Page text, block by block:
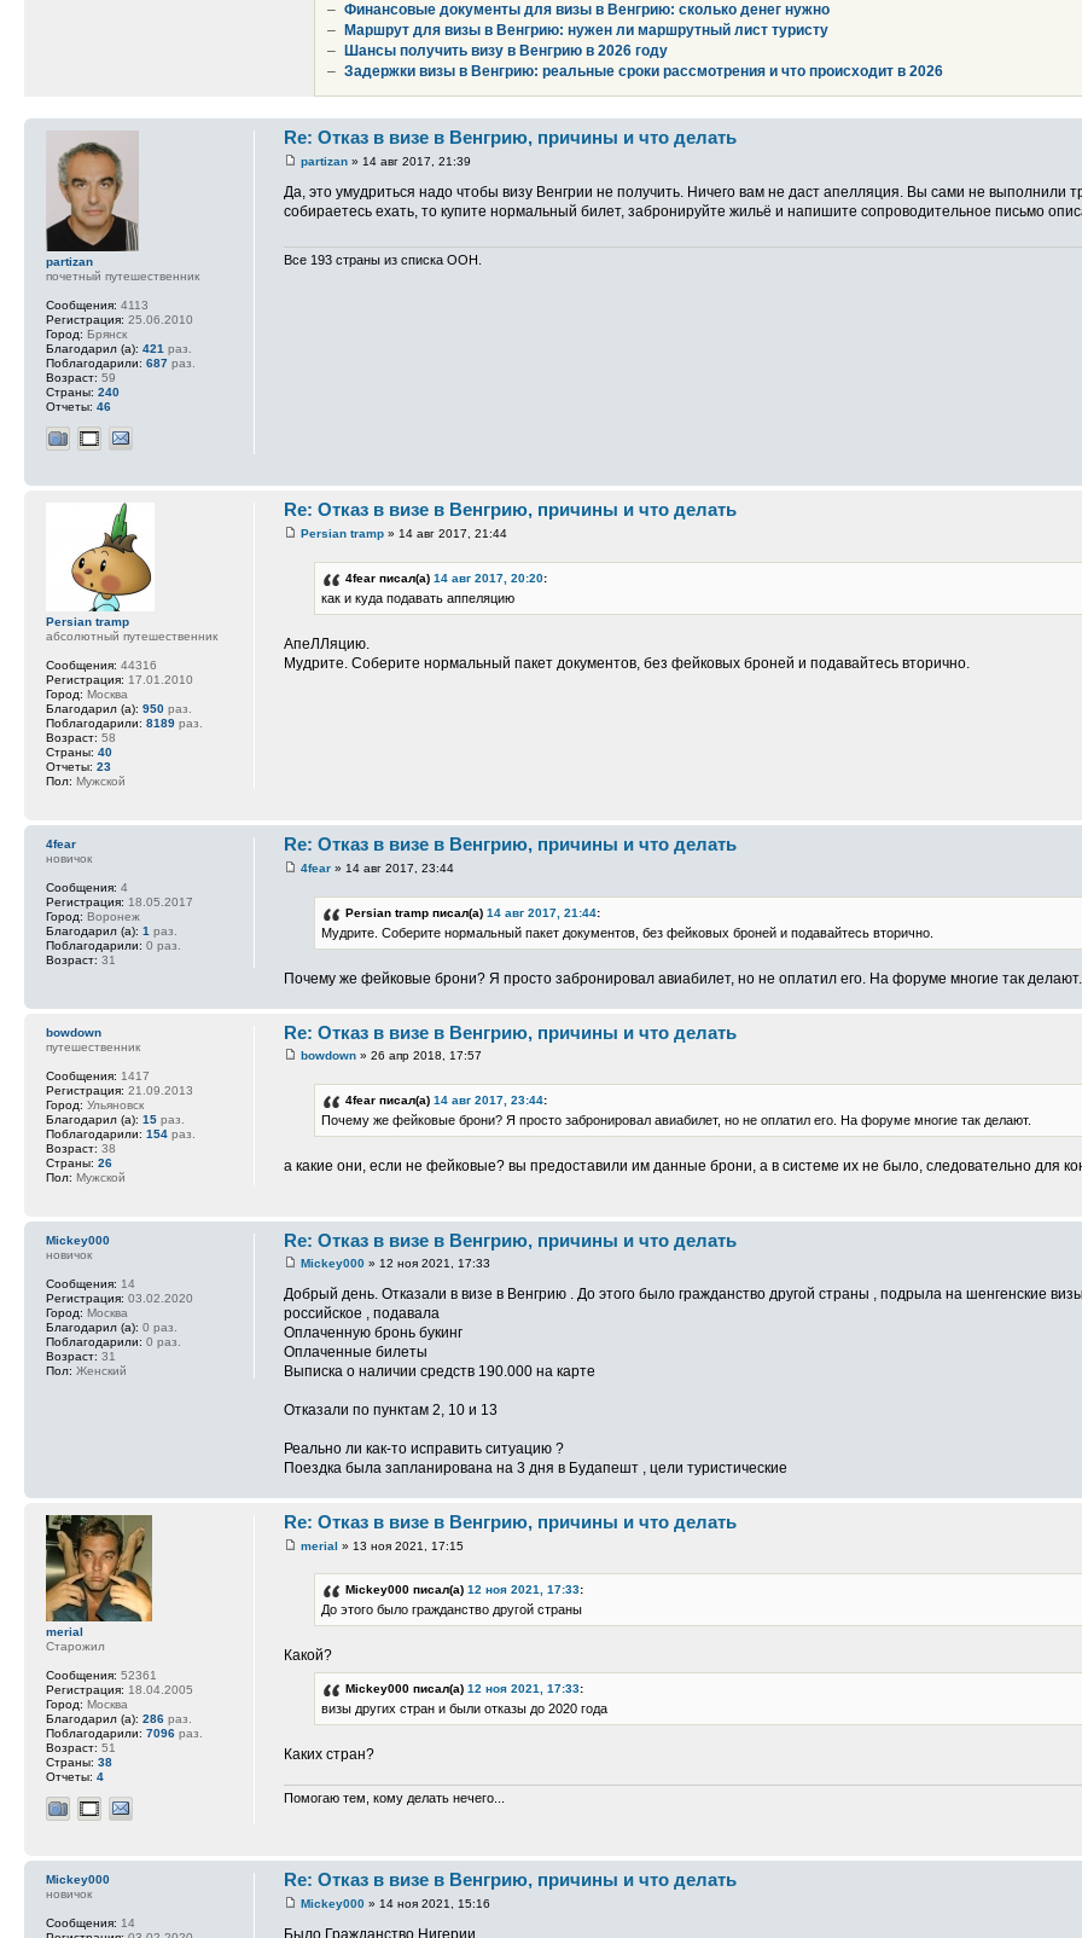
– Финансовые документы для визы в Венгрию: сколько денег нужно
–
Маршрут для визы в Венгрию: нужен ли маршрутный лист туристу
–
Шансы получить визу в Венгрию в 2026 году
– Задержки визы в Венгрию: реальные сроки рассмотрения и что происходит в 2026
Re: Отказ в визе в Венгрию, причины и что делать
partizan » 14 авг 2017, 21:39
Да, это умудриться надо чтобы визу Венгрии не получить. Ничего вам не даст апелляция. Вы сами не выполнили
собираетесь ехать, то купите нормальный билет, забронируйте жильё и напишите сопроводительное письмо
Все 193 страны из списка ООН.
partizan
почетный путешественник
Сообщения: 4113
Регистрация: 25.06.2010
Город: Брянск
Благодарил (а): 421 раз.
Поблагодарили: 687 раз.
Возраст: 59
Страны: 240
Отчеты: 46
Re: Отказ в визе в Венгрию, причины и что делать
Persian tramp » 14 авг 2017, 21:44
4fear писал(а)14 авг 2017, 20:20:
как и куда подавать аппеляцию
АпеЛЛяцию.
Мудрите. Соберите нормальный пакет документов, без фейковых броней и подавайтесь вторично.
Persian tramp
абсолютный путешественник
Сообщения: 44316
Регистрация: 17.01.2010
Город: Москва
Благодарил (а): 950 раз.
Поблагодарили: 8189 раз.
Возраст: 58
Страны: 40
Отчеты: 23
Пол: Мужской
Re: Отказ в визе в Венгрию, причины и что делать
4fear » 14 авг 2017, 23:44
Persian tramp писал(а)14 авг 2017, 21:44:
Мудрите. Соберите нормальный пакет документов, без фейковых броней и подавайтесь вторично.
Почему же фейковые брони? Я просто забронировал авиабилет, но не оплатил его. На форуме многие так делают.
4fear
новичок
Сообщения: 4
Регистрация: 18.05.2017
Город: Воронеж
Благодарил (а): 1 раз.
Поблагодарили: 0 раз.
Возраст: 31
Re: Отказ в визе в Венгрию, причины и что делать
bowdown » 26 апр 2018, 17:57
4fear писал(а)14 авг 2017, 23:44:
Почему же фейковые брони? Я просто забронировал авиабилет, но не оплатил его. На форуме многие так делают.
а какие они, если не фейковые? вы предоставили им данные брони, а в системе их не было, следовательно для
bowdown
путешественник
Сообщения: 1417
Регистрация: 21.09.2013
Город: Ульяновск
Благодарил (а): 15 раз.
Поблагодарили: 154 раз.
Возраст: 38
Страны: 26
Пол: Мужской
Re: Отказ в визе в Венгрию, причины и что делать
Mickey000 » 12 ноя 2021, 17:33
Добрый день. Отказали в визе в Венгрию . До этого было гражданство другой страны , подрыла на шенгенские
российское , подавала
Оплаченную бронь букинг
Оплаченные билеты
Выписка о наличии средств 190.000 на карте
Отказали по пунктам 2, 10 и 13
Реально ли как-то исправить ситуацию ?
Поездка была запланирована на 3 дня в Будапешт , цели туристические
Mickey000
новичок
Сообщения: 14
Регистрация: 03.02.2020
Город: Москва
Благодарил (а): 0 раз.
Поблагодарили: 0 раз.
Возраст: 31
Пол: Женский
Re: Отказ в визе в Венгрию, причины и что делать
merial » 13 ноя 2021, 17:15
Mickey000 писал(а)12 ноя 2021, 17:33:
До этого было гражданство другой страны
Какой?
Mickey000 писал(а)12 ноя 2021, 17:33:
визы других стран и были отказы до 2020 года
Каких стран?
Помогаю тем, кому делать нечего...
merial
Старожил
Сообщения: 52361
Регистрация: 18.04.2005
Город: Москва
Благодарил (а): 286 раз.
Поблагодарили: 7096 раз.
Возраст: 51
Страны: 38
Отчеты: 4
Re: Отказ в визе в Венгрию, причины и что делать
Mickey000 » 14 ноя 2021, 15:16
Было Гражданство Нигерии.
Mickey000
новичок
Сообщения: 14